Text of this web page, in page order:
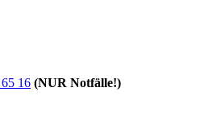
16 (NUR Notfälle!)